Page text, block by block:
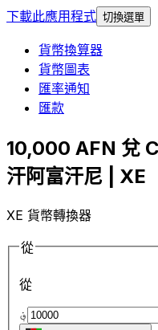
下載此應用程式 切換選單
貨幣換算器
貨幣圖表
匯率通知
匯款
10,000 AFN 兌
汗阿富汗尼 | XE
XE 貨幣轉換器
從
從
؋